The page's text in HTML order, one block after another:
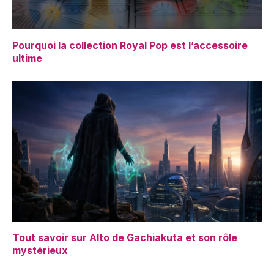
Pourquoi la collection Royal Pop est l’accessoire
ultime
Tout savoir sur Alto de Gachiakuta et son rôle
mystérieux